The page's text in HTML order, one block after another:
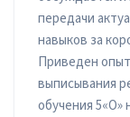
передачи
навыков за
Приведен
выписывания
обучения 5«О»